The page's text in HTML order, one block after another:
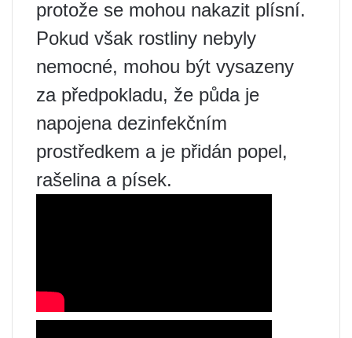
protože se mohou nakazit plísní.
Pokud však rostliny nebyly
nemocné, mohou být vysazeny
za předpokladu, že půda je
napojena dezinfekčním
prostředkem a je přidán popel,
rašelina a písek.